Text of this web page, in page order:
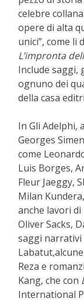
celebre
opere di alta
unici”, come li
L’impronta
Include saggi,
ognuno dei
della casa
In Gli Adelphi,
Georges
come
Luis Borges,
Fleur Jaeggy,
Milan
anche lavori
Oliver Sacks,
saggi narrativi
Reza e
Kang, che con
International